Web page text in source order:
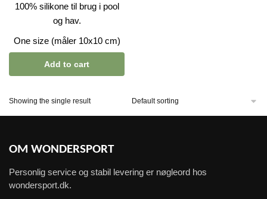
100% silikone til brug i pool
og hav.
One size (måler 10x10 cm)
Add to cart
Showing the single result
OM WONDERSPORT
Personlig service og stabil levering er nøgleord hos
wondersport.dk.